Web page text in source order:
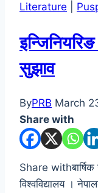
Literature
सुझाव
ByPRB March
Share with
Share withबार्षिक
विश्वविद्यालय ।